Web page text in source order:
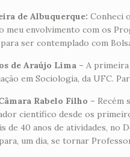
de Albuquerque:Conheci
envolvimento com os
ser contemplado com
de Araújo Lima – A
em Sociologia, da UFC.
Rabelo Filho – Recém
científico desde os
de 40 anos de atividades, no
um dia, se tornar